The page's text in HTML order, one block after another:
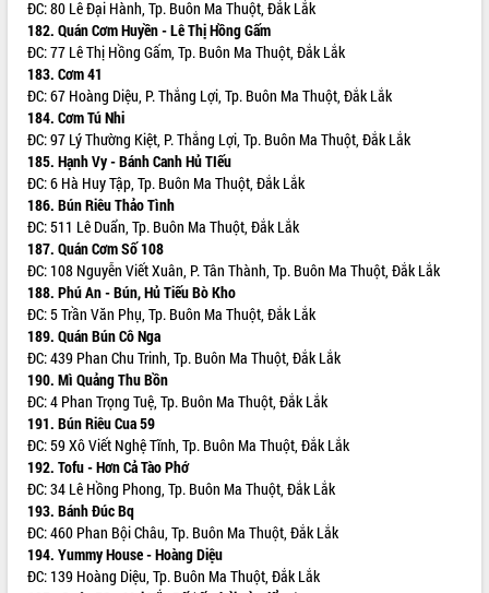
Hội nghị UBND tỉnh thường kỳ tháng
10 năm 2025
Kỳ họp chuyên đề lần thứ Ba, HĐND
tỉnh khóa X
Bí thư Tỉnh ủy Lương Nguyễn Minh
Triết kiểm tra việc thực hiện chống
khai thác IUU
Hội thảo chuyên đề “Hành trình xuất
khẩu nông sản Việt Nam qua thương
mại điện tử cùng Amazon”
Đại hội Thi đua yêu nước tỉnh Đắk Lắk
lần thứ I (2025-2030)
Đồng chí Lương Nguyễn Minh Triết
được chỉ định làm Bí thư Tỉnh ủy Đắk
Lắk nhiệm kỳ 2025 – 2030
Tập trung triển khai các giải pháp sản
xuất nông nghiệp bền vững, phát thải
thấp
Tọa đàm kỷ niệm 95 năm Ngày thành
lập Hội Liên hiệp Phụ nữ Việt Nam
Đắk Lắk tổ chức Ngày hội Chuyển đổi
số với chủ đề: “Công nghệ số - kiến
tạo tương lai”
Tập trung phát triển khoa học công
ĐC: 80 Lê Đại Hành, Tp. Buôn Ma Thuột, Đắk Lắk
182. Quán Cơm Huyền - Lê Thị Hồng Gấm
ĐC: 77 Lê Thị Hồng Gấm, Tp. Buôn Ma Thuột, Đắk Lắk
183. Cơm 41
ĐC: 67 Hoàng Diệu, P. Thắng Lợi, Tp. Buôn Ma Thuột, Đắk Lắk
184. Cơm Tú Nhi
ĐC: 97 Lý Thường Kiệt, P. Thắng Lợi, Tp. Buôn Ma Thuột, Đắk Lắk
185. Hạnh Vy - Bánh Canh Hủ TIếu
ĐC: 6 Hà Huy Tập, Tp. Buôn Ma Thuột, Đắk Lắk
186. Bún Riêu Thảo Tình
ĐC: 511 Lê Duẩn, Tp. Buôn Ma Thuột, Đắk Lắk
187. Quán Cơm Số 108
ĐC: 108 Nguyễn Viết Xuân, P. Tân Thành, Tp. Buôn Ma Thuột, Đắk Lắk
188. Phú An - Bún, Hủ Tiếu Bò Kho
ĐC: 5 Trần Văn Phụ, Tp. Buôn Ma Thuột, Đắk Lắk
189. Quán Bún Cô Nga
ĐC: 439 Phan Chu Trinh, Tp. Buôn Ma Thuột, Đắk Lắk
190. Mì Quảng Thu Bồn
ĐC: 4 Phan Trọng Tuệ, Tp. Buôn Ma Thuột, Đắk Lắk
191. Bún Riêu Cua 59
ĐC: 59 Xô Viết Nghệ Tĩnh, Tp. Buôn Ma Thuột, Đắk Lắk
192. Tofu - Hơn Cả Tào Phớ
ĐC: 34 Lê Hồng Phong, Tp. Buôn Ma Thuột, Đắk Lắk
193. Bánh Đúc Bq
ĐC: 460 Phan Bội Châu, Tp. Buôn Ma Thuột, Đắk Lắk
194. Yummy House - Hoàng Diệu
ĐC: 139 Hoàng Diệu, Tp. Buôn Ma Thuột, Đắk Lắk